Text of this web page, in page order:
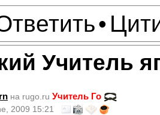
•
Учитель
на rugo.ru Учитель Го
2009 15:21